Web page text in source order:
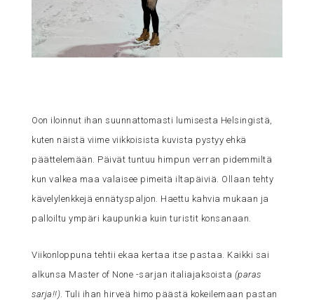
Oon iloinnut ihan suunnattomasti lumisesta Helsingistä,
kuten näistä viime viikkoisista kuvista pystyy ehkä
päättelemään. Päivät tuntuu himpun verran pidemmiltä
kun valkea maa valaisee pimeitä iltapäiviä. Ollaan tehty
kävelylenkkejä ennätyspaljon. Haettu kahvia mukaan ja
palloiltu ympäri kaupunkia kuin turistit konsanaan.
Viikonloppuna tehtii ekaa kertaa itse pastaa. Kaikki sai
alkunsa Master of None -sarjan italiajaksoista (paras
sarja!!) . Tuli ihan hirveä himo päästä kokeilemaan pastan